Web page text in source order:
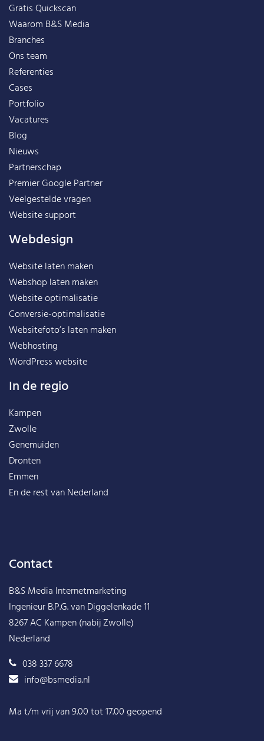
Gratis Quickscan
Waarom B&S Media
Branches
Ons team
Referenties
Cases
Portfolio
Vacatures
Blog
Nieuws
Partnerschap
Premier Google Partner
Veelgestelde vragen
Website support
Webdesign
Website laten maken
Webshop laten maken
Website optimalisatie
Conversie-optimalisatie
Websitefoto’s laten maken
Webhosting
WordPress website
In de regio
Kampen
Zwolle
Genemuiden
Dronten
Emmen
En de rest vanNederland
Contact
B&S Media Internetmarketing
Ingenieur B.P.G. van Diggelenkade 11
8267 AC Kampen (nabij Zwolle)
Nederland
038 337 6678
info@bsmedia.nl
Ma t/m vrij van 9.00 tot 17.00 geopend